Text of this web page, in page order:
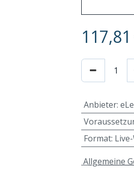
117,81
Anbieter:
Format:
Allgemeine